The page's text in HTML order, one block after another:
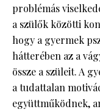
problémás
a szülők közötti
hogy a gyermek
hátterében az a
össze a szüleit. A
a tudattalan
együttműködnek,